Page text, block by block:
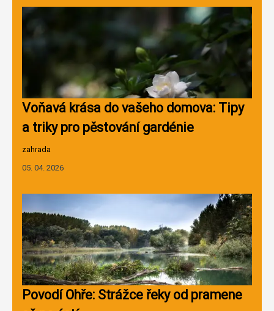
Voňavá krása do vašeho domova: Tipy
a triky pro pěstování gardénie
zahrada
05. 04. 2026
Povodí Ohře: Strážce řeky od pramene